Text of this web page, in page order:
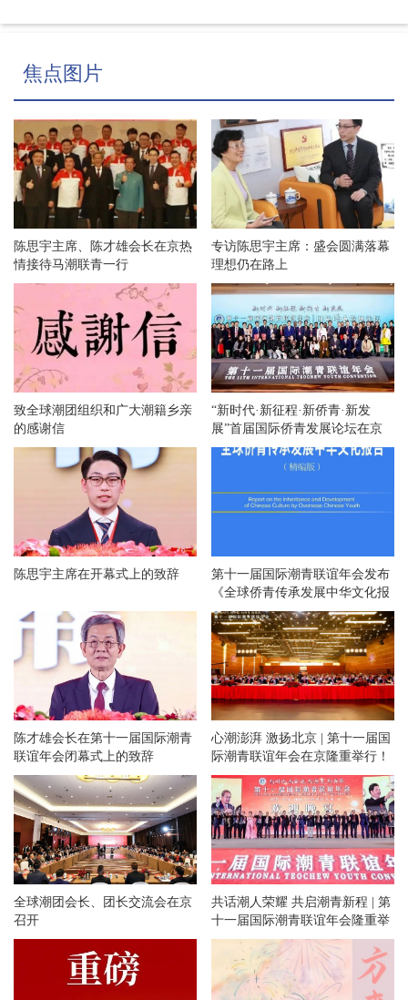
焦点图片
陈思宇主席、陈才雄会长在京热
情接待马潮联青一行
专访陈思宇主席：盛会圆满落幕
理想仍在路上
致全球潮团组织和广大潮籍乡亲
的感谢信
“新时代·新征程·新侨青·新发
展”首届国际侨青发展论坛在京
举办
陈思宇主席在开幕式上的致辞
第十一届国际潮青联谊年会发布
《全球侨青传承发展中华文化报
告》
陈才雄会长在第十一届国际潮青
联谊年会闭幕式上的致辞
心潮澎湃 激扬北京 | 第十一届国
际潮青联谊年会在京隆重举行！
全球潮团会长、团长交流会在京
召开
共话潮人荣耀 共启潮青新程 | 第
十一届国际潮青联谊年会隆重举
办欢迎晚宴和专场文艺晚会！